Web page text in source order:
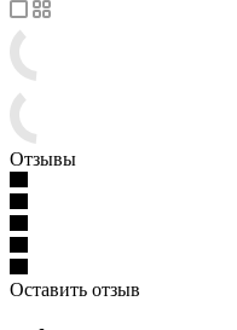
Отзывы
Оставить отзыв